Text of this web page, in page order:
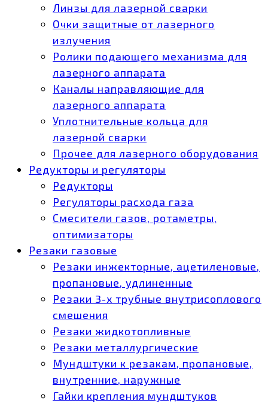
Линзы для лазерной сварки
Очки защитные от лазерного
излучения
Ролики подающего механизма для
лазерного аппарата
Каналы направляющие для
лазерного аппарата
Уплотнительные кольца для
лазерной сварки
Прочее для лазерного оборудования
Редукторы и регуляторы
Редукторы
Регуляторы расхода газа
Смесители газов, ротаметры,
оптимизаторы
Резаки газовые
Резаки инжекторные, ацетиленовые,
пропановые, удлиненные
Резаки 3-х трубные внутрисоплового
смешения
Резаки жидкотопливные
Резаки металлургические
Мундштуки к резакам, пропановые,
внутренние, наружные
Гайки крепления мундштуков